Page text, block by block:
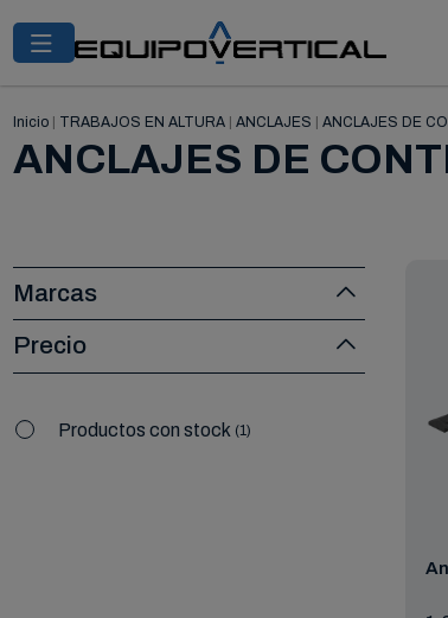
Inicio| TRABAJOS EN ALTURA| ANCLAJES | ANCLAJES DE
ANCLAJES DE
Marcas
Precio
Productos con stock 1